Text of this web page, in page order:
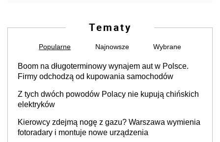
Tematy
Popularne Najnowsze Wybrane
Boom na długoterminowy wynajem aut w Polsce.
Firmy odchodzą od kupowania samochodów
Z tych dwóch powodów Polacy nie kupują chińskich
elektryków
Kierowcy zdejmą nogę z gazu? Warszawa wymienia
fotoradary i montuje nowe urządzenia